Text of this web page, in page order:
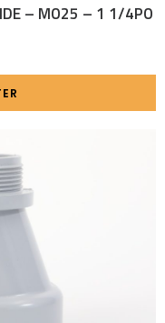
– MO25 – 1 1/4PO